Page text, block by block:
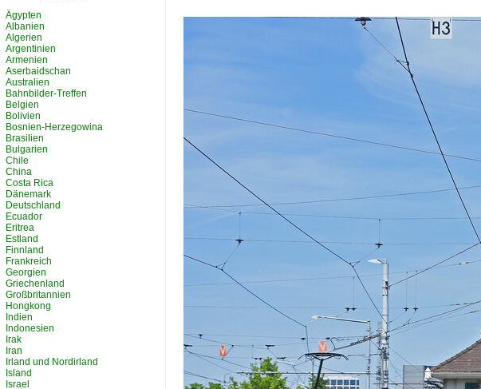
Ägypten
Albanien
Algerien
Argentinien
Armenien
Aserbaidschan
Australien
Bahnbilder-Treffen
Belgien
Bolivien
Bosnien-Herzegowina
Brasilien
Bulgarien
Chile
China
Costa Rica
Dänemark
Deutschland
Ecuador
Eritrea
Estland
Finnland
Frankreich
Georgien
Griechenland
Großbritannien
Hongkong
Indien
Indonesien
Irak
Iran
Irland und Nordirland
Island
Israel